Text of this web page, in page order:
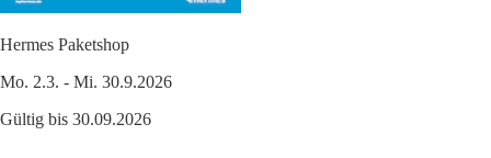
Hermes Paketshop
Mo. 2.3. - Mi. 30.9.2026
Gültig bis 30.09.2026